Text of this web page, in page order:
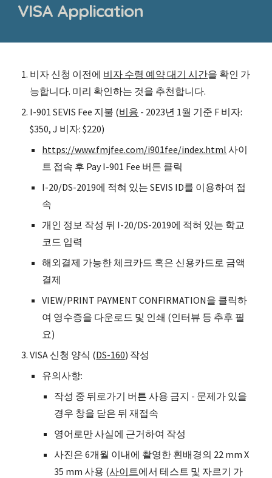
VISA Application
비자 신청 이전에 비자 수령 예약 대기 시간을 확인 가
능합니다. 미리 확인하는 것을 추천합니다.
I-901 SEVIS Fee 지불 (비용 - 2023년 1월 기준 F 비자:
$350, J 비자: $220)
https://www.fmjfee.com/i901fee/index.html 사이
트 접속 후 Pay I-901 Fee 버튼 클릭
I-20/DS-2019에 적혀 있는 SEVIS ID를 이용하여 접
속
개인 정보 작성 뒤 I-20/DS-2019에 적혀 있는 학교
코드 입력
해외결제 가능한 체크카드 혹은 신용카드로 금액
결제
VIEW/PRINT PAYMENT CONFIRMATION을 클릭하
여 영수증을 다운로드 및 인쇄 (인터뷰 등 추후 필
요)
VISA 신청 양식 (DS-160) 작성
유의사항:
작성 중 뒤로가기 버튼 사용 금지 - 문제가 있을
경우 창을 닫은 뒤 재접속
영어로만 사실에 근거하여 작성
사진은 6개월 이내에 촬영한 흰배경의 22 mm X
35 mm 사용 (사이트에서 테스트 및 자르기 가